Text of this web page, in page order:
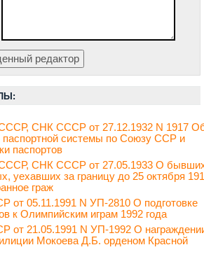
СНК СССР от 27.12.1932 N 1917
паспортной системы по Союзу ССР и
паспортов
СНК СССР от 27.05.1933 О
уехавших за границу до 25 октября
граж
от 05.11.1991 N УП-2810 О подготовке
к Олимпийским играм 1992 года
от 21.05.1991 N УП-1992 О
Мокоева Д.Б. орденом Красной